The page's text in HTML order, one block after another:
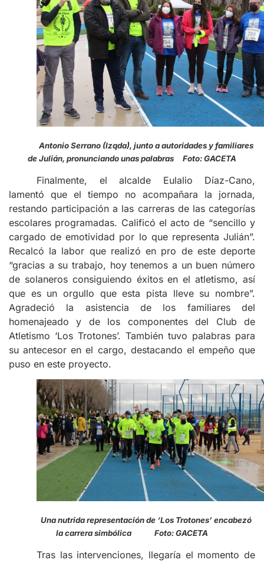
Antonio Serrano (Izqda), junto a autoridades y familiares
de Julián, pronunciando unas palabras Foto: GACETA
Finalmente, el alcalde Eulalio Díaz-Cano,
lamentó que el tiempo no acompañara la jornada,
restando participación a las carreras de las categorías
escolares programadas. Calificó el acto de “sencillo y
cargado de emotividad por lo que representa Julián”.
Recalcó la labor que realizó en pro de este deporte
“gracias a su trabajo, hoy tenemos a un buen número
de solaneros consiguiendo éxitos en el atletismo, así
que es un orgullo que esta pista lleve su nombre”.
Agradeció la asistencia de los familiares del
homenajeado y de los componentes del Club de
Atletismo ‘Los Trotones’. También tuvo palabras para
su antecesor en el cargo, destacando el empeño que
puso en este proyecto.
Una nutrida representación de ‘Los Trotones’ encabezó
la carrera simbólica Foto: GACETA
Tras las intervenciones, llegaría el momento de